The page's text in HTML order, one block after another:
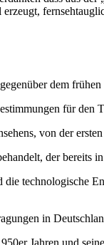
dem
für den
von der
der bereits
die technologische
in
Jahren und